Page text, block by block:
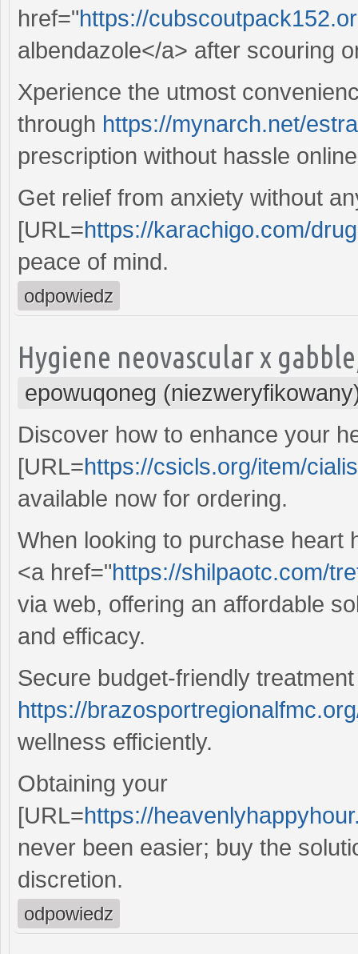
href="https://
albendazole</a> after scouring
Xperience the utmost
through https://mynarch.net/
prescription without hassle
Get relief from anxiety without
[URL=https://karachigo.com/
peace of mind.
odpowiedz
Hygiene neovascular x
epowuqoneg
Discover how to enhance your
[URL=https://csicls.org/item/
available now for ordering.
When looking to purchase heart
<a href="https://shilpaotc.com/
via web, offering an affordable
and efficacy.
Secure budget-friendly
https://
wellness efficiently.
Obtaining your
[URL=https://
never been easier; buy the
discretion.
odpowiedz